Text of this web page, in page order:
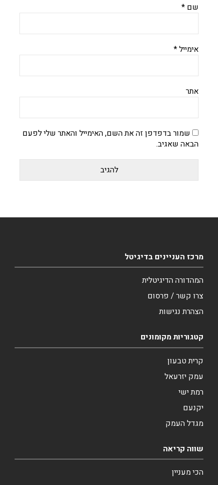
שם *
אימייל*
אתר
שמור בדפדפן זה את השם, האימייל והאתר שלי לפעם
הבאה שאגיב.
מרכז העניינים בדיגיטל
המהדורה הדיגיטלית
צרו קשר / פרסום
הצהרת נגישות
קטגוריות מקומונים
קרית טבעון
עמק יזרעאל
רמת ישי
יקנעם
מגדל העמק
שווה קריאה
הכי מעניין